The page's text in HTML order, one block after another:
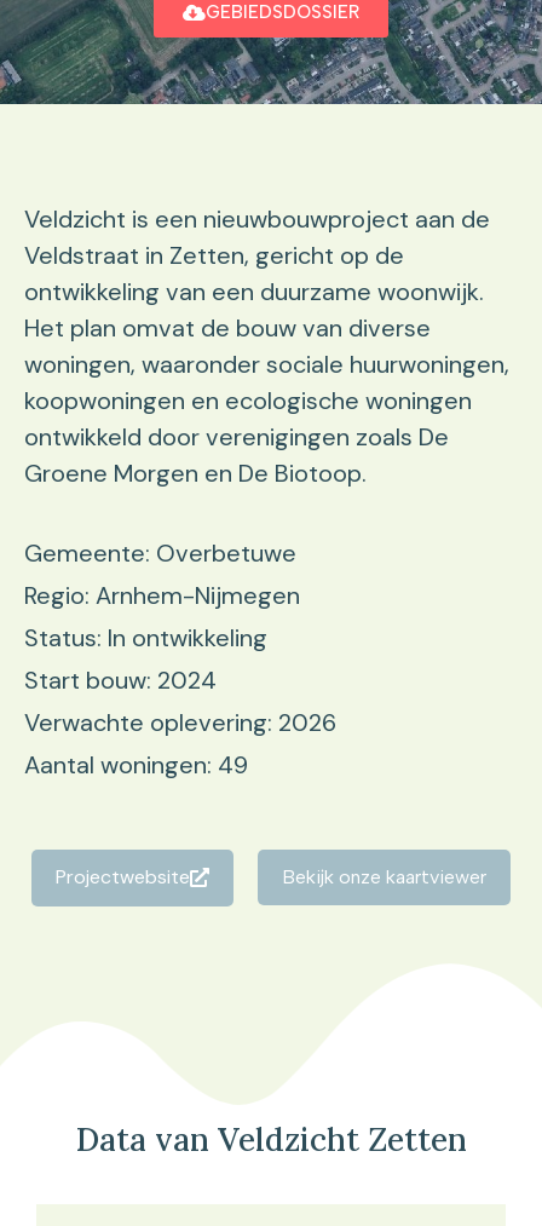
GEBIEDSDOSSIER
Veldzicht is een nieuwbouwproject aan de
Veldstraat in Zetten, gericht op de
ontwikkeling van een duurzame woonwijk.
Het plan omvat de bouw van diverse
woningen, waaronder sociale huurwoningen,
koopwoningen en ecologische woningen
ontwikkeld door verenigingen zoals De
Groene Morgen en De Biotoop.
Gemeente: Overbetuwe
Regio: Arnhem-Nijmegen
Status: In ontwikkeling
Start bouw: 2024
Verwachte oplevering: 2026
Aantal woningen: 49
Projectwebsite Bekijk onze kaartviewer
Data van Veldzicht Zetten